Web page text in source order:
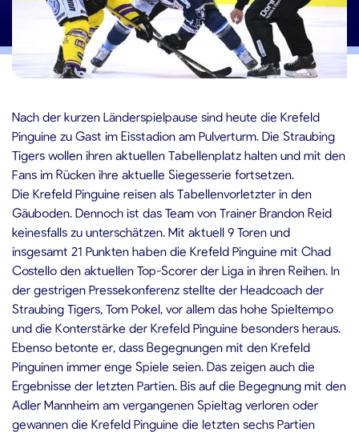
Nach der kurzen Länderspielpause sind heute die Krefeld
Pinguine zu Gast im Eisstadion am Pulverturm. Die Straubing
Tigers wollen ihren aktuellen Tabellenplatz halten und mit den
Fans im Rücken ihre aktuelle Siegesserie fortsetzen.
Die Krefeld Pinguine reisen als Tabellenvorletzter in den
Gäuboden. Dennoch ist das Team von Trainer Brandon Reid
keinesfalls zu unterschätzen. Mit aktuell 9 Toren und
insgesamt 21 Punkten haben die Krefeld Pinguine mit Chad
Costello den aktuellen Top-Scorer der Liga in ihren Reihen. In
der gestrigen Pressekonferenz stellte der Headcoach der
Straubing Tigers, Tom Pokel, vor allem das hohe Spieltempo
und die Konterstärke der Krefeld Pinguine besonders heraus.
Ebenso betonte er, dass Begegnungen mit den Krefeld
Pinguinen immer enge Spiele seien. Das zeigen auch die
Ergebnisse der letzten Partien. Bis auf die Begegnung mit den
Adler Mannheim am vergangenen Spieltag verloren oder
gewannen die Krefeld Pinguine die letzten sechs Partien